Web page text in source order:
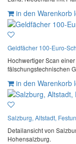
in den Warenkorb
Geldfächer 100-Euro-
Hochwertiger Scan
fälschungstechnischen
in den Warenkorb
Salzburg, Altstadt,
Detailansicht von
Hohensalzburg.